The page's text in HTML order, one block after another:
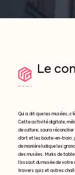
Le
Qui a dit que les musées,
Cette activité digitale,
de culture, saura
d’art et les boute-en-train ,
de manière ludique les
des musées. Munis de
l’assaut du musée de votre
travers quiz et autres